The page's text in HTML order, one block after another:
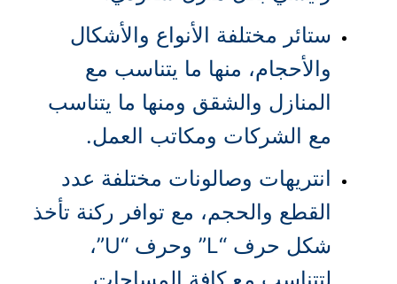
ستائر مختلفة الأنواع والأشكال
والأحجام، منها ما يتناسب مع
المنازل والشقق ومنها ما يتناسب
مع الشركات ومكاتب العمل.
انتريهات وصالونات مختلفة عدد
القطع والحجم، مع توافر ركنة تأخذ
شكل حرف “L” وحرف “U”،
لتتناسب مع كافة المساحات.